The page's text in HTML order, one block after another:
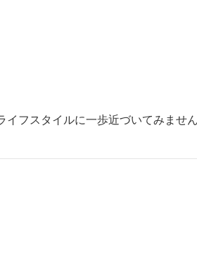
フスタイルに一歩近づいてみませ